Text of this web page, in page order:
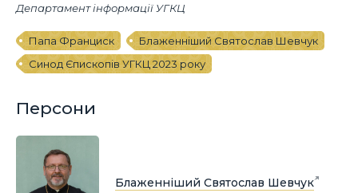
Департамент інформації УГКЦ
Папа Франциск
Блаженніший Святослав Шевчук
Синод Єпископів УГКЦ 2023 року
Персони
Блаженніший Святослав Шевчук